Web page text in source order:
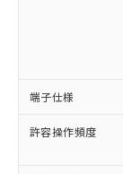
端子仕様
許容操作頻度
※1 対
対応
非含有